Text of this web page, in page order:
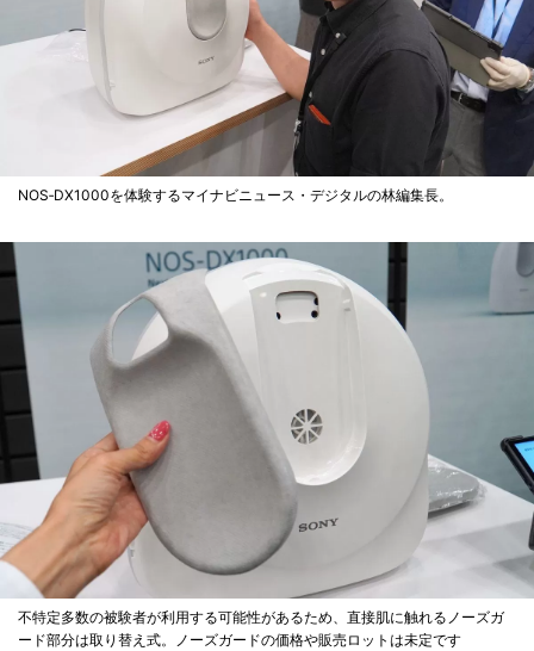
NOS‐DX1000を体験するマイナビニュース・デジタルの林編集長。
不特定多数の被験者が利用する可能性があるため、直接肌に触れるノーズガ
ード部分は取り替え式。ノーズガードの価格や販売ロットは未定です